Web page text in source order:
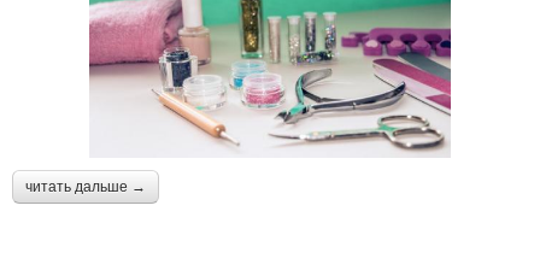
читать дальше →